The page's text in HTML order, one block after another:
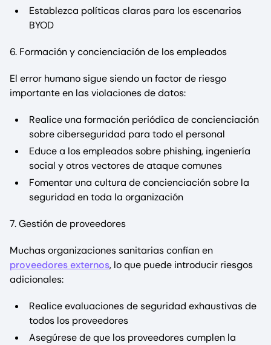
Establezca políticas claras para los escenarios
BYOD
6. Formación y concienciación de los empleados
El error humano sigue siendo un factor de riesgo
importante en las violaciones de datos:
Realice una formación periódica de concienciación
sobre ciberseguridad para todo el personal
Educe a los empleados sobre phishing, ingeniería
social y otros vectores de ataque comunes
Fomentar una cultura de concienciación sobre la
seguridad en toda la organización
7. Gestión de proveedores
Muchas organizaciones sanitarias confían en
proveedores externos, lo que puede introducir riesgos
adicionales:
Realice evaluaciones de seguridad exhaustivas de
todos los proveedores
Asegúrese de que los proveedores cumplen la